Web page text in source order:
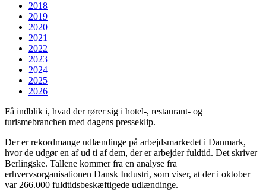
2018
2019
2020
2021
2022
2023
2024
2025
2026
Få indblik i, hvad der rører sig i hotel-, restaurant- og
turismebranchen med dagens presseklip.
Der er rekordmange udlændinge på arbejdsmarkedet i Danmark,
hvor de udgør en af ud ti af dem, der er arbejder fuldtid. Det skriver
Berlingske. Tallene kommer fra en analyse fra
erhvervsorganisationen Dansk Industri, som viser, at der i oktober
var 266.000 fuldtidsbeskæftigede udlændinge.